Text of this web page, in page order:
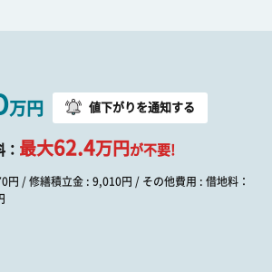
万円 値下がりを通知する
最大62.4万円 が不要!
円 / 修繕積立金 : 9,010円 / その他費用 : 借地料：